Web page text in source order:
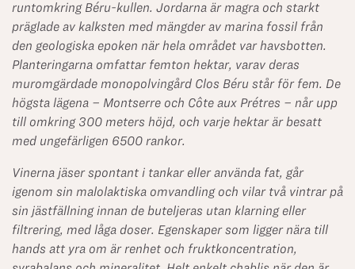
runtomkring Béru-kullen. Jordarna är magra och starkt
präglade av kalksten med mängder av marina fossil från
den geologiska epoken när hela området var havsbotten.
Planteringarna omfattar femton hektar, varav deras
muromgärdade monopolvingård Clos Béru står för fem. De
högsta lägena – Montserre och Côte aux Prétres – når upp
till omkring 300 meters höjd, och varje hektar är besatt
med ungefärligen 6500 rankor.
Vinerna jäser spontant i tankar eller använda fat, går
igenom sin malolaktiska omvandling och vilar två vintrar på
sin jästfällning innan de buteljeras utan klarning eller
filtrering, med låga doser. Egenskaper som ligger nära till
hands att yra om är renhet och fruktkoncentration,